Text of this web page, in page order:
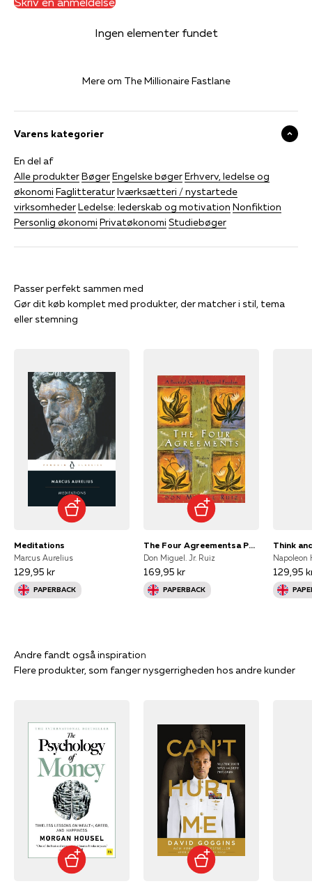
Ingen elementer fundet
Mere om The Millionaire Fastlane
Varens kategorier
En del af
Alle produkterBøgerEngelske bøgerErhverv, ledelse og
økonomi FaglitteraturIværksætteri / nystartede
virksomhederLedelse: lederskab og motivation Nonfiktion
Personlig økonomi Privatøkonomi Studiebøger
Gør dit køb komplet med produkter, der matcher i stil, tema
eller stemning
Meditations
Marcus Aurelius
129,95 kr
PAPERBACK
The Four Agreementsa Practical Guide To Personal Freedom
Don Miguel. Jr. Ruiz
169,95 kr
PAPERBACK
Think
Napoleon
129,95
Flere produkter, som fanger nysgerrigheden hos andre kunder